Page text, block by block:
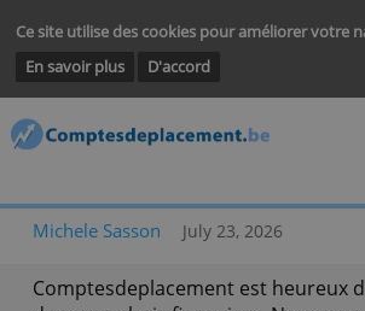
Ce site utilise des cookies pour améliorer
En savoir plus
D'accord